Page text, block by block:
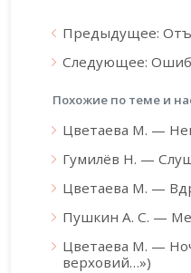
Предыдущее:
Следующее:
Похожие по теме и
Цветаева М. —
Гумилёв Н. —
Цветаева М. —
Пушкин А. С. —
Цветаева М. —
верховий…»)